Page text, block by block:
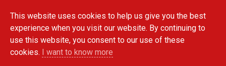
main
content
This website uses cookies to help us give you the best
experience when you visit our website. By continuing to
use this website, you consent to our use of these
cookies. I want to know more